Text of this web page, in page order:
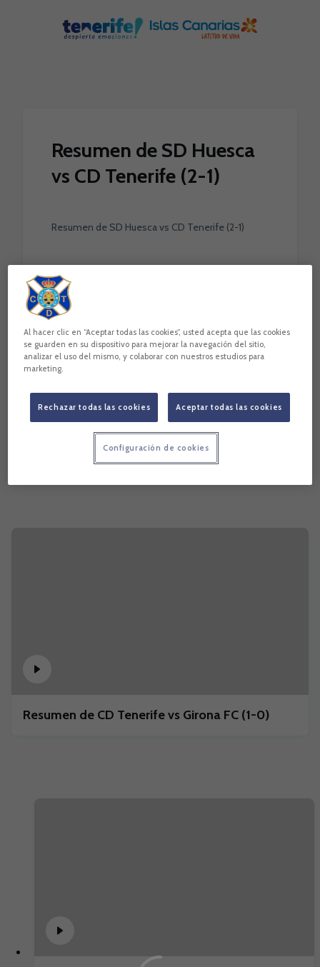
Resumen de SD Huesca
vs CD Tenerife (2-1)
Resumen de SD Huesca vs CD Tenerife (2-1)
Resumen de CD Tenerife vs Girona FC (1-0)
Al hacer clic en “Aceptar todas las cookies”, usted acepta que las cookies
se guarden en su dispositivo para mejorar la navegación del sitio,
analizar el uso del mismo, y colaborar con nuestros estudios para
marketing.
Rechazar todas las cookies Aceptar todas las cookies
Configuración de cookies